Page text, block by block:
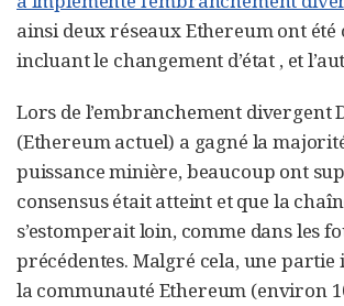
ainsi deux réseaux Ethereum ont été
incluant le changement d’état , et
Lors de l’embranchement divergent
(Ethereum actuel) a gagné la
puissance minière, beaucoup ont
consensus était atteint et que la
s’estomperait loin, comme dans les
précédentes. Malgré cela, une
la communauté Ethereum (environ